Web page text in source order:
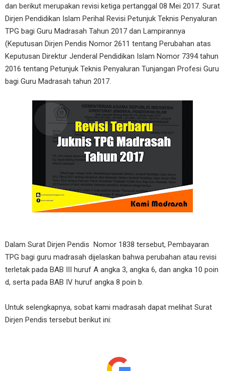
dan berikut merupakan revisi ketiga pertanggal 08 Mei 2017. Surat
Dirjen Pendidikan Islam Perihal Revisi Petunjuk Teknis Penyaluran
TPG bagi Guru Madrasah Tahun 2017 dan Lampirannya
(Keputusan Dirjen Pendis Nomor 2611 tentang Perubahan atas
Keputusan Direktur Jenderal Pendidikan Islam Nomor 7394 tahun
2016 tentang Petunjuk Teknis Penyaluran Tunjangan Profesi Guru
bagi Guru Madrasah tahun 2017.
Dalam Surat Dirjen Pendis Nomor 1838 tersebut, Pembayaran
TPG bagi guru madrasah dijelaskan bahwa perubahan atau revisi
terletak pada BAB III huruf A angka 3, angka 6, dan angka 10 poin
d, serta pada BAB IV huruf angka 8 poin b.
Untuk selengkapnya, sobat kami madrasah dapat melihat Surat
Dirjen Pendis tersebut berikut ini: